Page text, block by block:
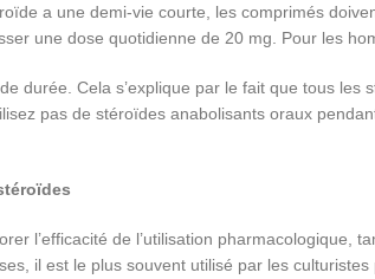
a une demi-vie courte, les comprimés
une dose quotidienne de 20 mg. Pour les
durée. Cela s’explique par le fait que tous
pas de stéroïdes anabolisants oraux
l’efficacité de l’utilisation
il est le plus souvent utilisé par les